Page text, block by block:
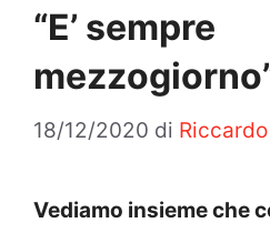
“E’ sempre
18/12/2020 di
Vediamo insieme che